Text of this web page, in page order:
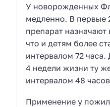
У новорожденных
медленно. В первые
препарат
что и детям более
интервалом 72 часа.
4 недели жизни ту
интервалом 48
Применение у